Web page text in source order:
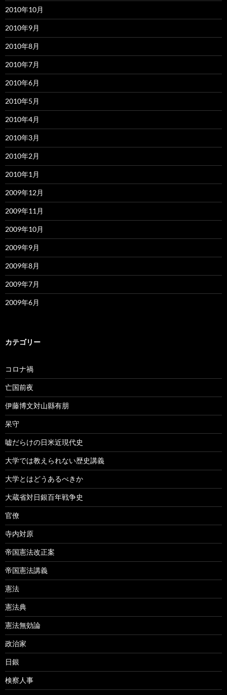
2010年10月
2010年9月
2010年8月
2010年7月
2010年6月
2010年5月
2010年4月
2010年3月
2010年2月
2010年1月
2009年12月
2009年11月
2009年10月
2009年9月
2009年8月
2009年7月
2009年6月
カテゴリー
コロナ禍
亡国前夜
伊藤博文対山縣有朋
呆守
嘘だらけの日米近現代史
大学では教えられない歴史講義
大学とはどうあるべきか
大蔵省対日銀百年戦争史
官僚
寺内対原
帝国憲法改正案
帝国憲法講義
憲法
憲法典
憲法無効論
政治家
日銀
検察人事